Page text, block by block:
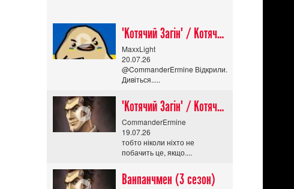
"Котячий Загін" / Котячий апокаліпсис / Cat Shit One
MaxxLight
20.07.26
@CommanderErmine Відкрили.
Дивіться.....
"Котячий Загін" / Котячий апокаліпсис / Cat Shit One
CommanderErmine
19.07.26
тобто ніколи ніхто не
побачить це, якщо....
Ванпанчмен (3 сезон)